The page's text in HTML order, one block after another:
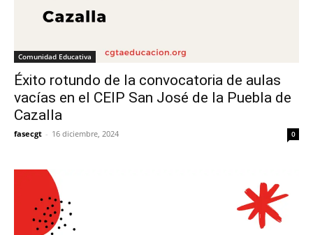
Comunidad Educativa
Éxito rotundo de la convocatoria de aulas
vacías en el CEIP San José de la Puebla de
Cazalla
fasecgt - 16 diciembre, 2024 0